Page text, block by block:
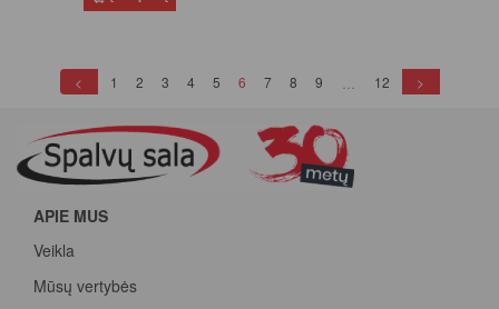
< 1 2 3 4 5 6(current)
7 8 9 12 >
APIE MUS
Veikla
Mūsų vertybės